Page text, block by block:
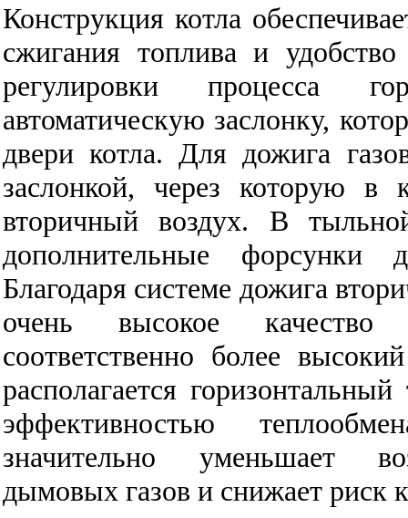
Конструкция котла
сжигания топлива и
регулировки процесса
автоматическую заслонку,
двери котла. Для дожига
заслонкой, через которую в
вторичный воздух. В
дополнительные форсунки
Благодаря системе дожига
очень высокое
соответственно более
располагается
эффективностью
значительно уменьшает
дымовых газов и снижает риск